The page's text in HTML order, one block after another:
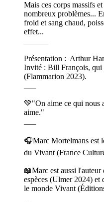
Mais ces corps massifs
nombreux problèmes...
froid et sang chaud,
effet...
Présentation : Arthur
Invité : Bill François, qui
(Flammarion 2023).
💚"On aime ce qui nous
aime."
🎧Marc Mortelmans est
du Vivant (France
📖Marc est aussi
espèces (Ulmer 2024) et
le monde Vivant